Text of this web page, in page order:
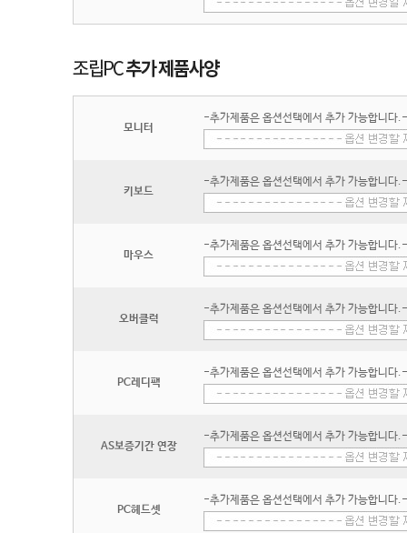
모니터
-추가제품은 옵션선택에서 추가 가능합니다.-
키보드
-추가제품은 옵션선택에서 추가 가능합니다.-
마우스
-추가제품은 옵션선택에서 추가 가능합니다.-
오버클럭
-추가제품은 옵션선택에서 추가 가능합니다.-
PC레디팩
-추가제품은 옵션선택에서 추가 가능합니다.-
AS보증기간 연장
-추가제품은 옵션선택에서 추가 가능합니다.-
PC헤드셋
-추가제품은 옵션선택에서 추가 가능합니다.-